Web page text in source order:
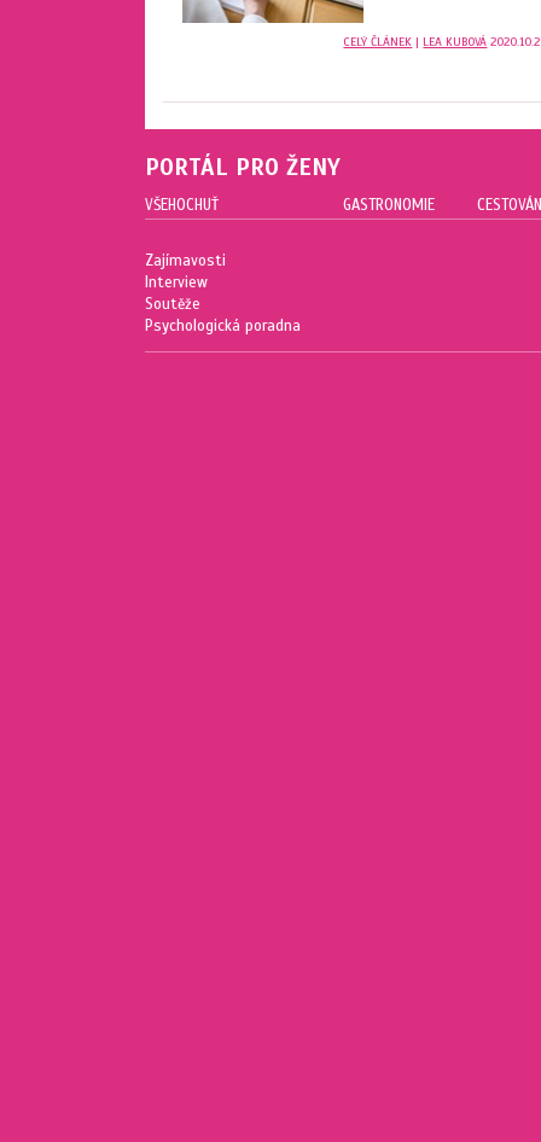
CELÝ ČLÁNEK | LEA KUBOVÁ
PORTÁL PRO ŽENY
VŠEHOCHUŤ
Zajímavosti
Interview
Soutěže
Psychologická poradna
GASTRONOMIE